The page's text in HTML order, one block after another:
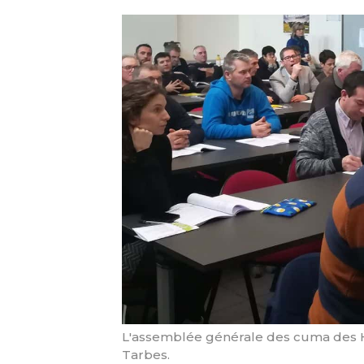
L'assemblée générale des cuma des
Tarbes.